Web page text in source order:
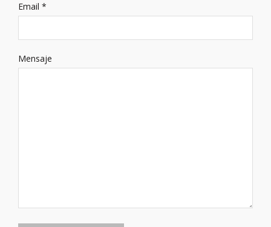
Email *
Mensaje